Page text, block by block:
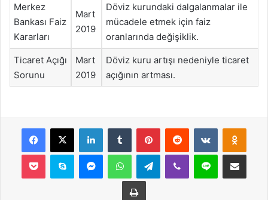
Merkez
Bankası Faiz
Kararları
Mart
2019
Döviz kurundaki dalgalanmalar ile
mücadele etmek için faiz
oranlarında değişiklik.
Ticaret Açığı
Sorunu
Mart
2019
Döviz kuru artışı nedeniyle ticaret
açığının artması.
Facebook
X LinkedInTumblr PinterestReddit VKontakte
Pocket Skype MessengerWhatsAppTelegramViber Line E-Posta ile
Yazdır